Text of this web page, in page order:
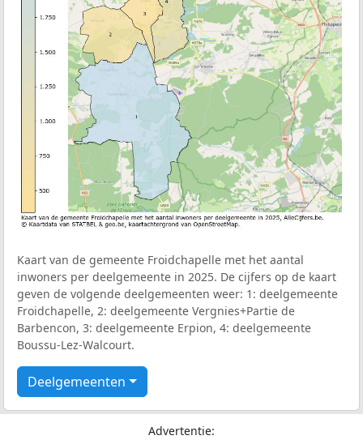
Kaart van de gemeente Froidchapelle met het aantal
inwoners per deelgemeente in 2025. De cijfers op de kaart
geven de volgende deelgemeenten weer: 1: deelgemeente
Froidchapelle, 2: deelgemeente Vergnies+Partie de
Barbencon, 3: deelgemeente Erpion, 4: deelgemeente
Boussu-Lez-Walcourt.
Deelgemeenten
Advertentie: